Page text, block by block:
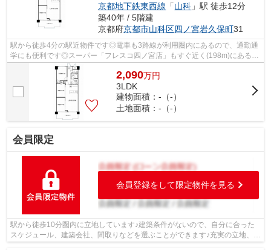
京都地下鉄東西線 「山科 」駅 徒歩12分
築40年 / 5階建
京都府京都市山科区四ノ宮岩久保町31
駅から徒歩4分の駅近物件です◎電車も3路線が利用圏内にあるので、通勤通
学にも便利です◎スーパー「フレスコ四ノ宮店」もすぐ近く(198m)にあるの
がポイント◎コンビニ「セブン-イレブン...
2,090万円
3LDK
建物面積：-（-）
土地面積：-（-）
会員限定
会員登録をして限定物件を見る
駅から徒歩10分圏内に立地しています♪建築条件がないので、自分に合った
スケジュール、建築会社、間取りなどを選ぶことができます♪充実の立地、誰
もが納得の土地はこちらです♪専門知識...